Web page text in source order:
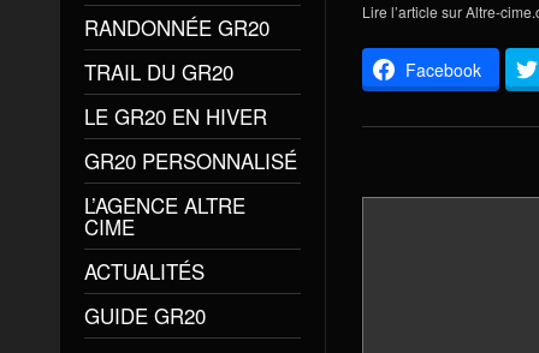
Lire l’article surAltre-
Facebook
RANDONNÉE GR20
TRAIL DU GR20
LE GR20 EN HIVER
GR20 PERSONNALISÉ
L’AGENCE ALTRE
CIME
ACTUALITÉS
GUIDE GR20